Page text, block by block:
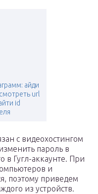
айди
url
id
с видеохостингом
пароль в
в Гугл-аккаунте. При
и
поэтому приведем
из устройств.